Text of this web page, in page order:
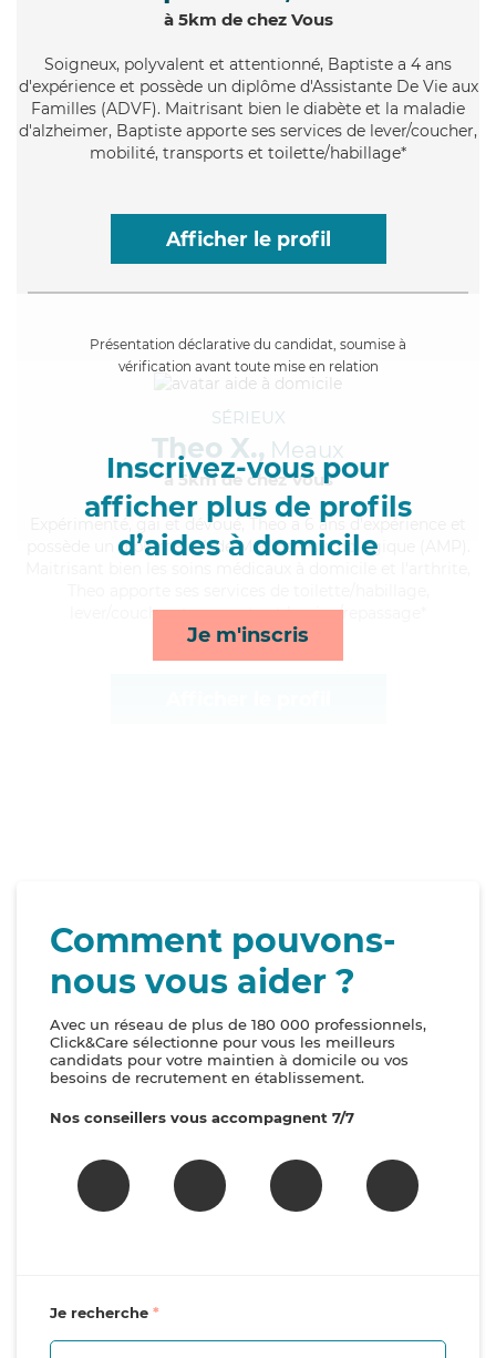
à 5km de chez Vous
Soigneux, polyvalent et attentionné, Baptiste a 4 ans
d'expérience et possède un diplôme d'Assistante De Vie aux
Familles (ADVF). Maitrisant bien le diabète et la maladie
d'alzheimer, Baptiste apporte ses services de lever/coucher,
mobilité, transports et toilette/habillage*
Afficher le profil
Présentation déclarative du candidat, soumise à
vérification avant toute mise en relation
Inscrivez-vous pour
afficher plus de profils
d’aides à domicile
Je m'inscris
SÉRIEUX
Theo X., Meaux
à 5km de chez Vous
, gai et dévoué, Theo a 6 ans d'expérience et
possède un diplôme d'Aide Médico-Psychologique (AMP).
lever/coucher, transports et lessive/repassage*
Comment pouvons-
nous vous aider ?
Avec un réseau de plus de 180 000 professionnels,
Click&Care sélectionne pour vous les meilleurs
candidats pour votre maintien à domicile ou vos
besoins de recrutement en établissement.
Nos conseillers vous accompagnent 7/7
Je recherche